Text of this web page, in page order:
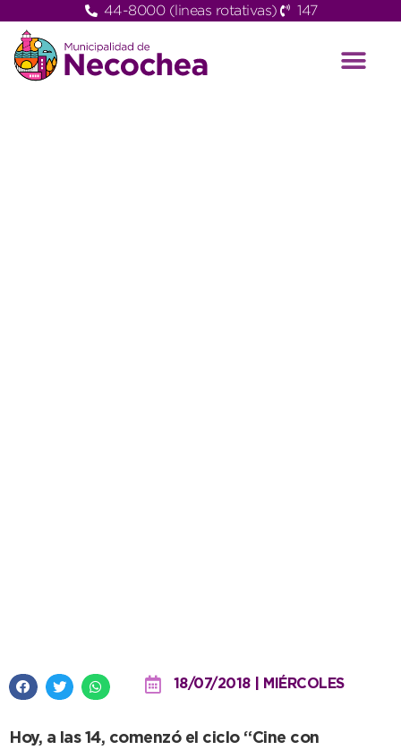
44-8000 (lineas rotativas) 147
18/07/2018 | MIÉRCOLES
Hoy, a las 14, comenzó el ciclo “Cine con